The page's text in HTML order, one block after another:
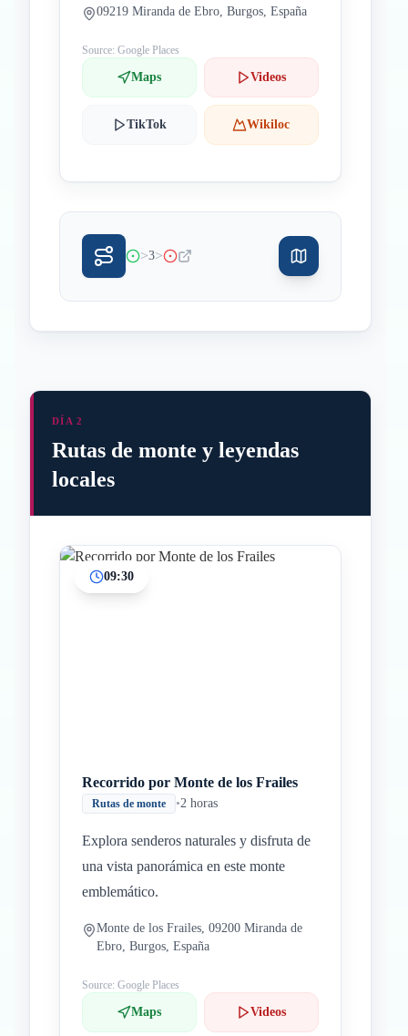
09219 Miranda de Ebro, Burgos, España
Source: Google Places
Maps Videos
TikTok Wikiloc
>3>
DÍA 2
Rutas de monte y leyendas
locales
09:30
Recorrido por Monte de los Frailes
Rutas de monte •2 horas
Explora senderos naturales y disfruta de
una vista panorámica en este monte
emblemático.
Monte de los Frailes, 09200 Miranda de
Ebro, Burgos, España
Source: Google Places
Maps Videos